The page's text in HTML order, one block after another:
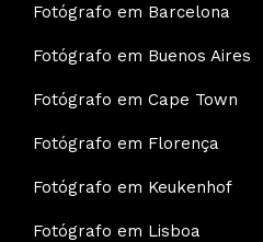
Fotógrafo em Barcelona
Fotógrafo em Buenos Aires
Fotógrafo em Cape Town
Fotógrafo em Florença
Fotógrafo em Keukenhof
Fotógrafo em Lisboa